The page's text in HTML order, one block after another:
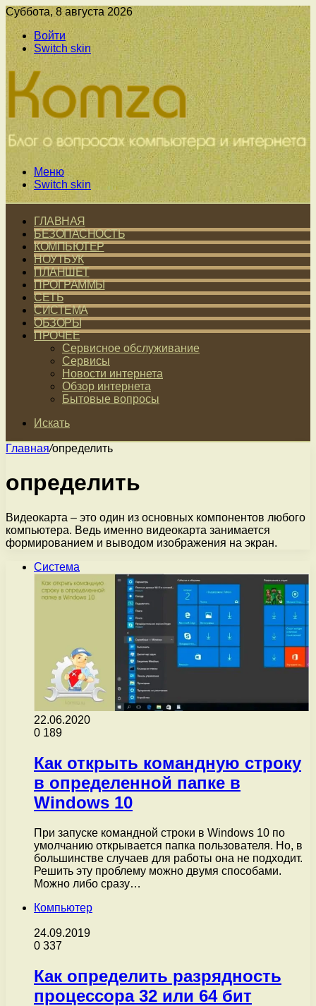
Суббота, 8 августа 2026
Войти
Switch skin
Меню
Switch skin
ГЛАВНАЯ
БЕЗОПАСНОСТЬ
КОМПЬЮТЕР
НОУТБУК
ПЛАНШЕТ
ПРОГРАММЫ
СЕТЬ
СИСТЕМА
ОБЗОРЫ
ПРОЧЕЕ
Сервисное обслуживание
Сервисы
Новости интернета
Обзор интернета
Бытовые вопросы
Искать
Главная/определить
определить
Видеокарта – это один из основных компонентов любого
компьютера. Ведь именно видеокарта занимается
формированием и выводом изображения на экран.
Система
22.06.2020
0 189
Как открыть командную строку
в определенной папке в
Windows 10
При запуске командной строки в Windows 10 по
умолчанию открывается папка пользователя. Но, в
большинстве случаев для работы она не подходит.
Решить эту проблему можно двумя способами.
Можно либо сразу…
Компьютер
24.09.2019
0 337
Как определить разрядность
процессора 32 или 64 бит